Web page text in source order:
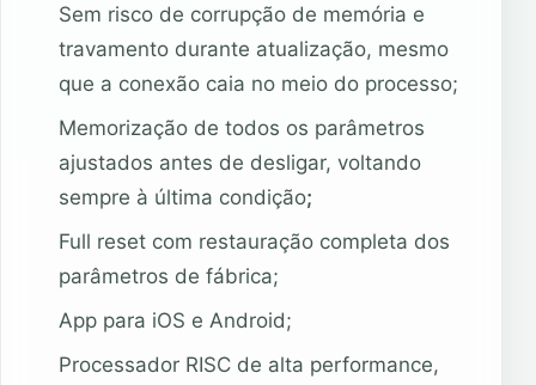
Sem risco de corrupção de memória e
travamento durante atualização, mesmo
que a conexão caia no meio do processo;
Memorização de todos os parâmetros
ajustados antes de desligar, voltando
sempre à última condição;
Full reset com restauração completa dos
parâmetros de fábrica;
App para iOS e Android;
Processador RISC de alta performance,